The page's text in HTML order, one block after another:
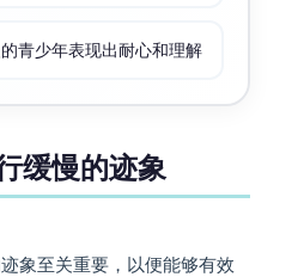
青少年表现出耐心和理解
缓慢的迹象
象至关重要，以便能够有效